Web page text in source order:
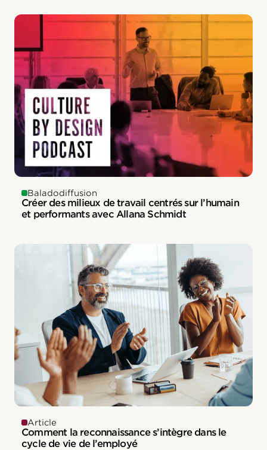
Baladodiffusion
Créer des milieux de travail centrés sur l’humain
et performants avec Allana Schmidt
Article
Comment la reconnaissance s’intègre dans le
cycle de vie de l’employé